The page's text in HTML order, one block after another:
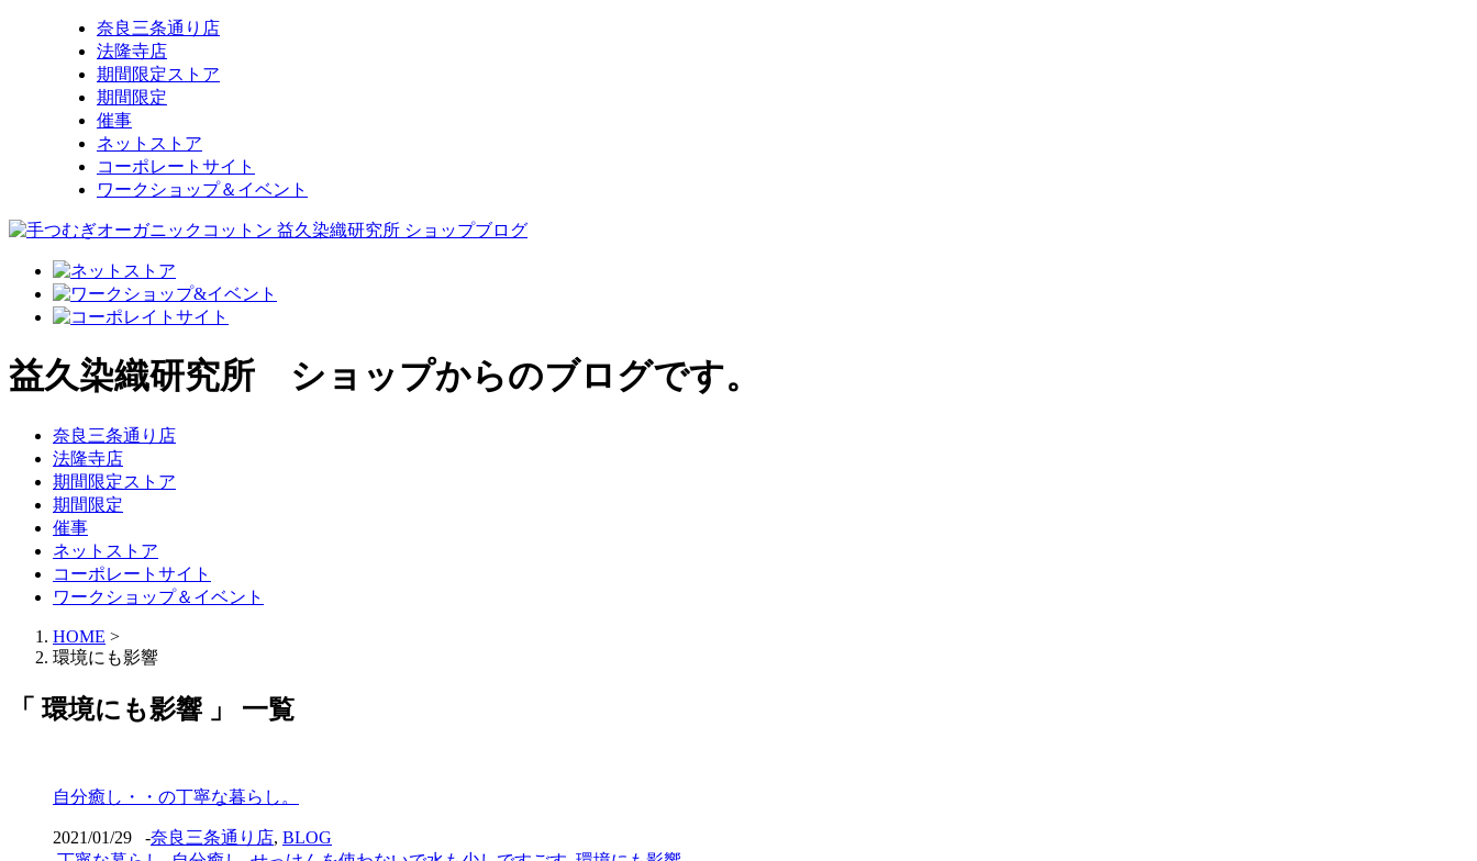
奈良三条通り店
法隆寺店
期間限定ストア
期間限定
催事
ネットストア
コーポレートサイト
ワークショップ＆イベント
益久染織研究所 ショップからのブログです。
奈良三条通り店
法隆寺店
期間限定ストア
期間限定
催事
ネットストア
コーポレートサイト
ワークショップ＆イベント
HOME >
環境にも影響
「 環境にも影響 」 一覧
自分癒し・・の丁寧な暮らし。
2021/01/29 -奈良三条通り店, BLOG